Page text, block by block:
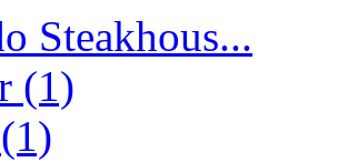
Steakhous...
(1)